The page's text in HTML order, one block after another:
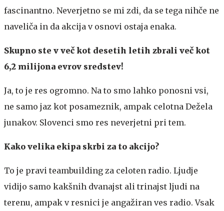
fascinantno. Neverjetno se mi zdi, da se tega nihče ne
naveliča in da akcija v osnovi ostaja enaka.
Skupno ste v več kot desetih letih zbrali več kot
6,2 milijona evrov sredstev!
Ja, to je res ogromno. Na to smo lahko ponosni vsi,
ne samo jaz kot posameznik, ampak celotna Dežela
junakov. Slovenci smo res neverjetni pri tem.
Kako velika ekipa skrbi za to akcijo?
To je pravi teambuilding za celoten radio. Ljudje
vidijo samo kakšnih dvanajst ali trinajst ljudi na
terenu, ampak v resnici je angažiran ves radio. Vsak